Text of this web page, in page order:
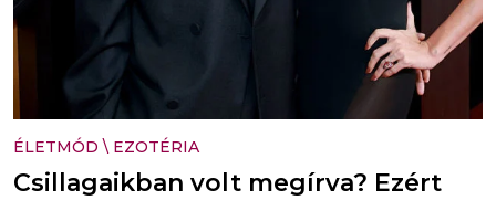
ÉLETMÓD \ EZOTÉRIA
Csillagaikban volt megírva? Ezért